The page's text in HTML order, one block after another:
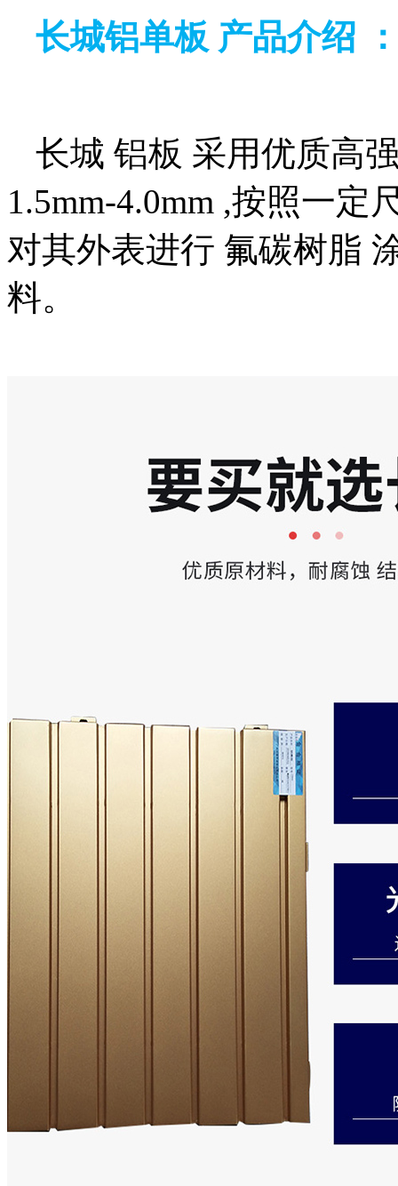
长城铝单板 产品介绍
长城 铝板 采用优质高
1.5mm-4.0mm ,按照一定
对其外表进行 氟碳树脂
料。